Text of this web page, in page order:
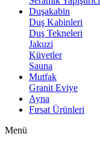
Duşakabin
Duş Kabinleri
Duş Tekneleri
Jakuzi
Küvetler
Sauna
Mutfak
Granit Eviye
Ayna
Fırsat Ürünleri
Menü